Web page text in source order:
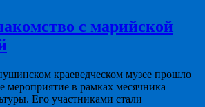
с марийской
краеведческом музее прошло
мероприятие в рамках месячника
Его участниками стали